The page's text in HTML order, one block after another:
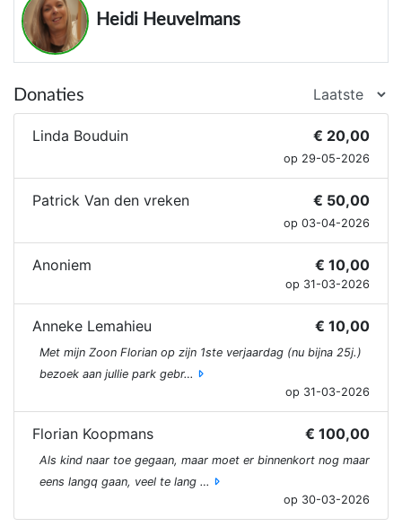
toekomst van dit unieke park.
Heidi Heuvelmans
Donaties
Linda Bouduin € 20,00
op 29-05-2026
Patrick Van den vreken € 50,00
op 03-04-2026
Anoniem € 10,00
op 31-03-2026
Anneke Lemahieu € 10,00
Met mijn Zoon Florian op zijn 1ste verjaardag (nu bijna 25j.)
bezoek aan jullie park gebr…
op 31-03-2026
Florian Koopmans € 100,00
Als kind naar toe gegaan, maar moet er binnenkort nog maar
eens langq gaan, veel te lang …
op 30-03-2026